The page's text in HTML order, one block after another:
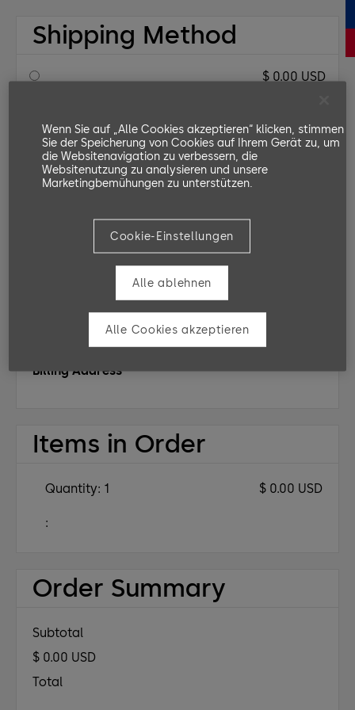
Shipping Method
$ 0.00 USD
Customer Information
Email
Payment Info
Payment Info
Billing Address
Items in Order
1
:
$ 0.00 USD
Order Summary
Subtotal
$ 0.00 USD
Total
Wenn Sie auf „Alle Cookies akzeptieren“ klicken, stimmen
Sie der Speicherung von Cookies auf Ihrem Gerät zu, um
die Websitenavigation zu verbessern, die
Websitenutzung zu analysieren und unsere
Marketingbemühungen zu unterstützen.
Cookie-Einstellungen
Alle ablehnen
Alle Cookies akzeptieren